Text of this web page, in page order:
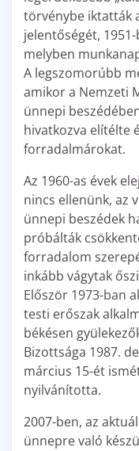
törvénybe iktatták
jelentőségét,
melyben
A legszomorúbb
amikor a Nemzeti
ünnepi
hivatkozva elítélte
forradalmárokat.
Az 1960-as évek
nincs ellenünk, az
ünnepi beszédek
próbálták
forradalom
inkább vágytak
Először 1973-ban
testi erőszak
békésen
Bizottsága 1987.
március 15-ét
nyilvánította.
2007-ben, az
ünnepre való